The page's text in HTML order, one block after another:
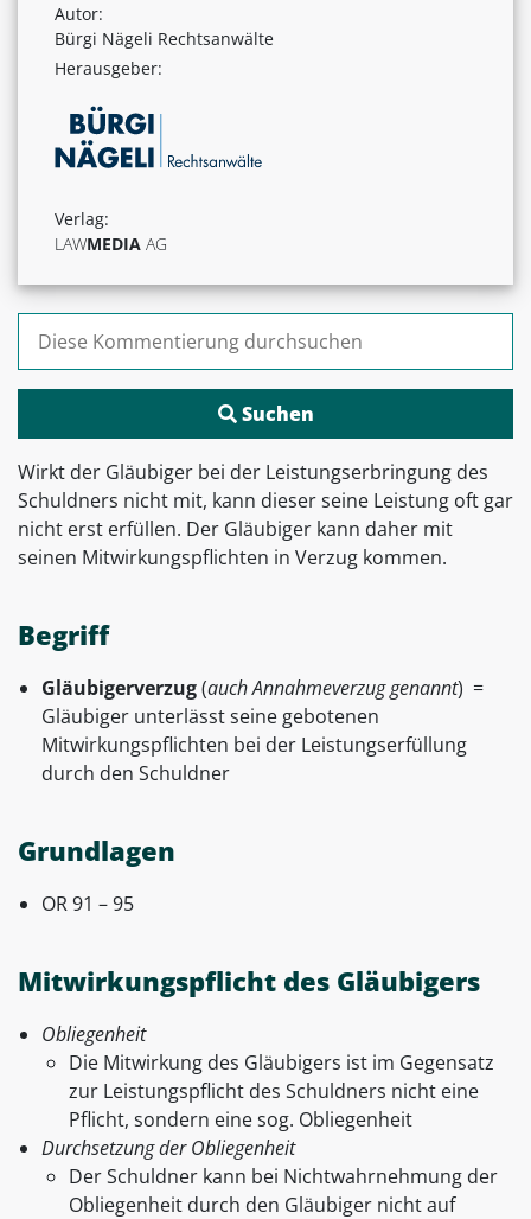
Autor:
Bürgi Nägeli Rechtsanwälte
Herausgeber:
Verlag:
LAWMEDIA AG
Suchen nach:
Wirkt der Gläubiger bei der Leistungserbringung des
Schuldners nicht mit, kann dieser seine Leistung oft gar
nicht erst erfüllen. Der Gläubiger kann daher mit
seinen Mitwirkungspflichten in Verzug kommen.
Begriff
Gläubigerverzug(auchAnnahmeverzug genannt) =
Gläubiger unterlässt seine gebotenen
Mitwirkungspflichten bei der Leistungserfüllung
durch den Schuldner
Grundlagen
OR 91 – 95
Mitwirkungspflicht des Gläubigers
Obliegenheit
Die Mitwirkung des Gläubigers ist im Gegensatz
zur Leistungspflicht des Schuldners nicht eine
Pflicht, sondern eine sog. Obliegenheit
Durchsetzung der Obliegenheit
Der Schuldner kann bei Nichtwahrnehmung der
Obliegenheit durch den Gläubiger nicht auf